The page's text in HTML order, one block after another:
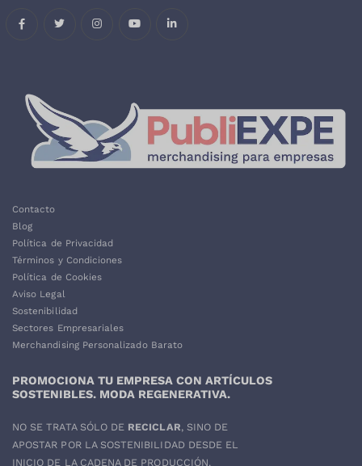
Contacto
Blog
Política de Privacidad
Términos y Condiciones
Política de Cookies
Aviso Legal
Sostenibilidad
Sectores Empresariales
Merchandising Personalizado Barato
PROMOCIONA TU EMPRESA CON ARTÍCULOS
SOSTENIBLES. MODA REGENERATIVA.
NO SE TRATA SÓLO DE RECICLAR, SINO DE
APOSTAR POR LA SOSTENIBILIDAD DESDE EL
INICIO DE LA CADENA DE PRODUCCIÓN.